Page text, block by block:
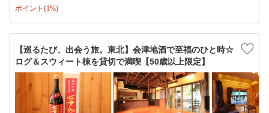
ポイント(1%)
【巡るたび、出会う旅。東北】会津地酒で至福のひと時☆
ログ＆スウィート棟を貸切で満喫【50歳以上限定】